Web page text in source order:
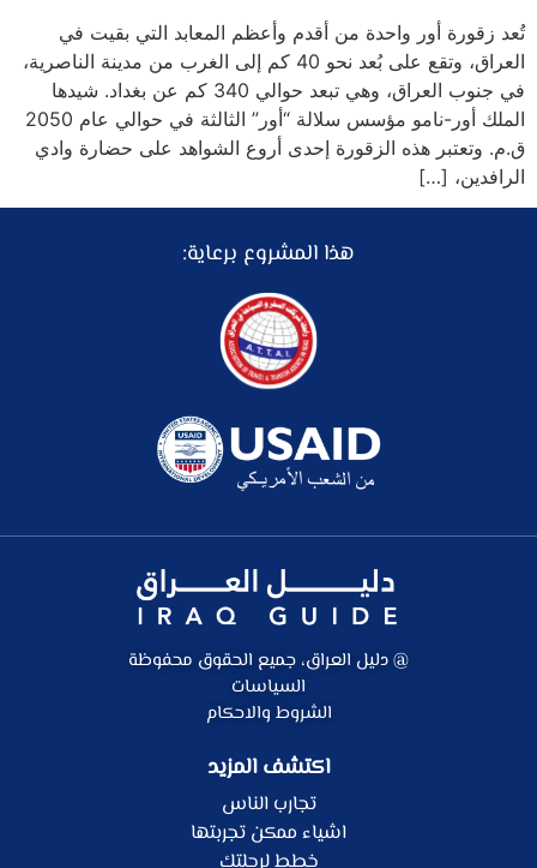
تُعد زقورة أور واحدة من أقدم وأعظم المعابد التي بقيت في
العراق، وتقع على بُعد نحو 40 كم إلى الغرب من مدينة الناصرية،
في جنوب العراق، وهي تبعد حوالي 340 كم عن بغداد. شيدها
الملك أور-نامو مؤسس سلالة “أور” الثالثة في حوالي عام 2050
ق.م. وتعتبر هذه الزقورة إحدى أروع الشواهد على حضارة وادي
الرافدين، […]
هذا المشروع برعاية:
@ دليل العراق، جميع الحقوق محفوظة
السياسات
الشروط والاحكام
اكتشف المزيد
تجارب الناس
اشياء ممكن تجربتها